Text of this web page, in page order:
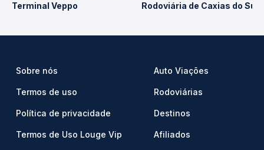
Terminal Veppo Rodoviária de Caxias do Sul
Sobre nós
Termos de uso
Política de privacidade
Termos de Uso Louge Vip
Auto Viações
Rodoviárias
Destinos
Afiliados